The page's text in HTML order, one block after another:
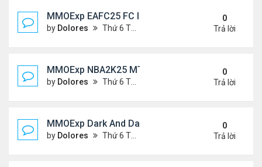
MMOExp EAFC25 FC IQ: Tactical Overhaul
by Dolores Thứ 6 Tháng 9 27, 2024 6:43 pm
0
Trả lời
MMOExp NBA2K25 MT Stephen Curry
by Dolores Thứ 6 Tháng 9 27, 2024 6:42 pm
0
Trả lời
MMOExp Dark And Darker to levelling up
by Dolores Thứ 6 Tháng 9 27, 2024 6:40 pm
0
Trả lời